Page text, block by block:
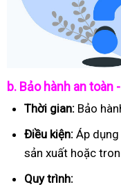
b. Bảo hành an toàn
Thời gian: Bảo
Điều kiện: Áp
sản xuất hoặc
Quy trình: